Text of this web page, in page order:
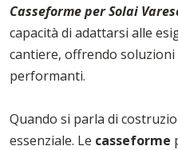
Casseforme per Solai
capacità di adattarsi alle
cantiere, offrendo
performanti.
Quando si parla di
essenziale. Le casseforme